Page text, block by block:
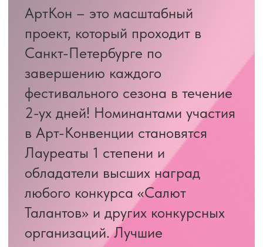
Держись – это суперфинал
АртКон!
«Россия – страна великой
культуры, соблюдающей
культурную память,
многовековых культурных
традиций и неиссякаемого
творческого потенциала». (из
указа Указа Президента РФ
от 24 декабря 2014 г. N 808
"Об утверждении основ
государственной культурной
политики").